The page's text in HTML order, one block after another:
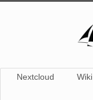
Nextcloud Wiki